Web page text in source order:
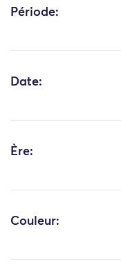
Période:
Date:
Ère:
Couleur: